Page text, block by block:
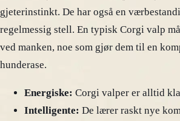
gjeterinstinkt. De har også en
regelmessig stell. En typisk Corgi valp
ved manken, noe som gjør dem til en
hunderase.
Energiske: Corgi valper er alltid
Intelligente: De lærer raskt nye